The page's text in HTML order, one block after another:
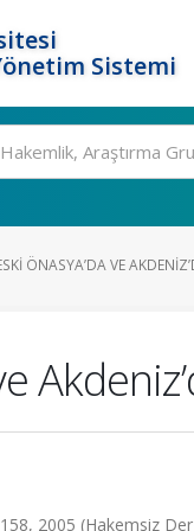
Sistemi
ÖNASYA’DA VE
2005 (Hakemsiz